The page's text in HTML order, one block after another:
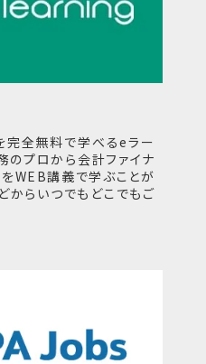
完全無料で学べるeラー
のプロから会計ファイナ
WEB講義で学ぶことが
からいつでもどこでもご